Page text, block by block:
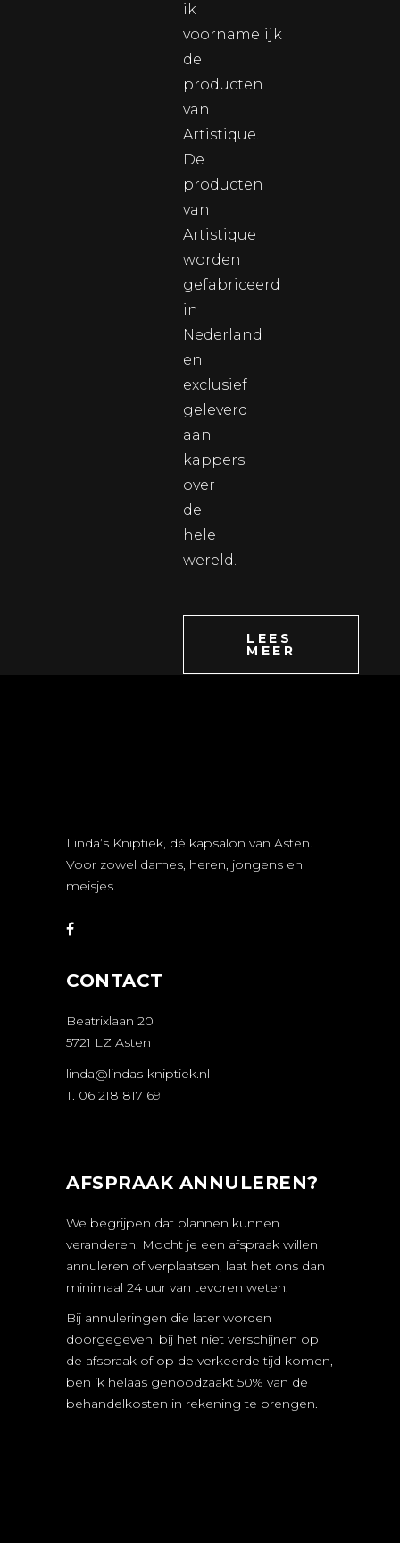
ik
voornamelijk
de
producten
van
Artistique.
De
producten
van
Artistique
worden
gefabriceerd
in
Nederland
en
exclusief
geleverd
aan
kappers
over
de
hele
wereld.
LEES
MEER
Linda’s Kniptiek, dé kapsalon van Asten.
Voor zowel dames, heren, jongens en
meisjes.
CONTACT
Beatrixlaan 20
5721 LZ Asten
linda@lindas-kniptiek.nl
T. 06 218 817 69
AFSPRAAK ANNULEREN?
We begrijpen dat plannen kunnen
veranderen. Mocht je een afspraak willen
annuleren of verplaatsen, laat het ons dan
minimaal 24 uur van tevoren weten.
Bij annuleringen die later worden
doorgegeven, bij het niet verschijnen op
de afspraak of op de verkeerde tijd komen,
ben ik helaas genoodzaakt 50% van de
behandelkosten in rekening te brengen.